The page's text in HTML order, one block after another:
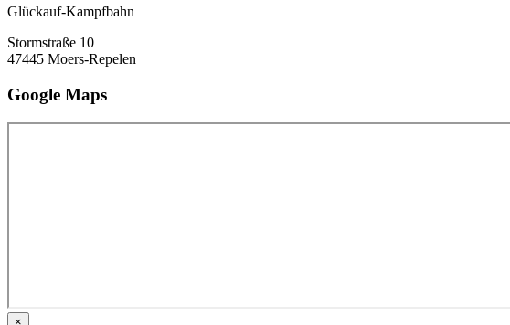
Glückauf-Kampfbahn
Stormstraße 10
47445 Moers-Repelen
Google Maps
×